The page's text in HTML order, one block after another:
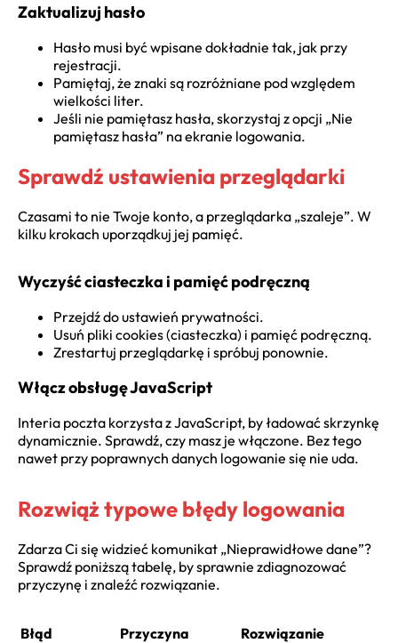
Zaktualizuj hasło
Hasło musi być wpisane dokładnie tak, jak przy
rejestracji.
Pamiętaj, że znaki są rozróżniane pod względem
wielkości liter.
Jeśli nie pamiętasz hasła, skorzystaj z opcji „Nie
pamiętasz hasła” na ekranie logowania.
Sprawdź ustawienia przeglądarki
Czasami to nie Twoje konto, a przeglądarka „szaleje”. W
kilku krokach uporządkuj jej pamięć.
Wyczyść ciasteczka i pamięć podręczną
Przejdź do ustawień prywatności.
Usuń pliki cookies (ciasteczka) i pamięć podręczną.
Zrestartuj przeglądarkę i spróbuj ponownie.
Włącz obsługę JavaScript
Interia poczta korzysta z JavaScript, by ładować skrzynkę
dynamicznie. Sprawdź, czy masz je włączone. Bez tego
nawet przy poprawnych danych logowanie się nie uda.
Rozwiąż typowe błędy logowania
Zdarza Ci się widzieć komunikat „Nieprawidłowe dane”?
Sprawdź poniższą tabelę, by sprawnie zdiagnozować
przyczynę i znaleźć rozwiązanie.
Błąd Przyczyna
Rozwiązanie